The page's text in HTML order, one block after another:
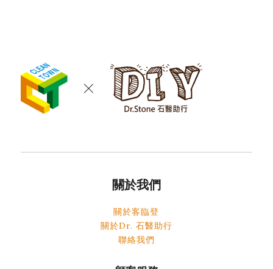
關於我們
關於客臨登
關於Dr. 石醫助行
聯絡我們